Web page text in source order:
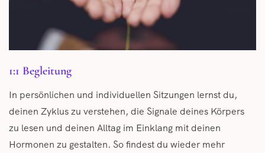
1:1 Begleitung
In persönlichen und individuellen Sitzungen lernst du,
deinen Zyklus zu verstehen, die Signale deines Körpers
zu lesen und deinen Alltag im Einklang mit deinen
Hormonen zu gestalten. So findest du wieder mehr